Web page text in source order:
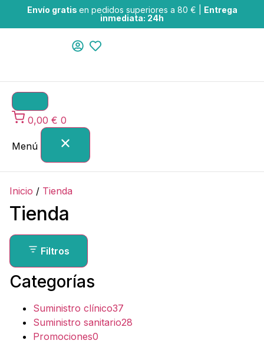
Envío gratis en pedidos superiores a 80 € | Entrega
inmediata: 24h
0,00 € 0
Menú
Inicio / Tienda
Tienda
Filtros
Categorías
Suministro clínico37
Suministro sanitario28
Promociones0